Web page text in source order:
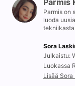
Parmis
Parmis on
luoda
Sora
Julkaistu:
Luokassa
Lisää